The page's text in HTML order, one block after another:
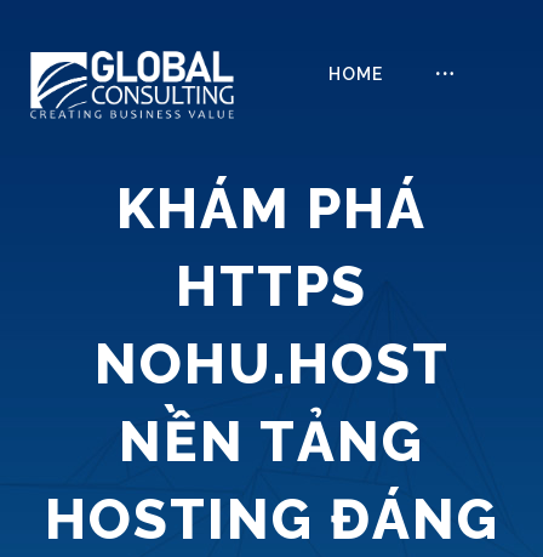
HOME
KHÁM PHÁ
HTTPS
NOHU.HOST
NỀN TẢNG
HOSTING ĐÁNG